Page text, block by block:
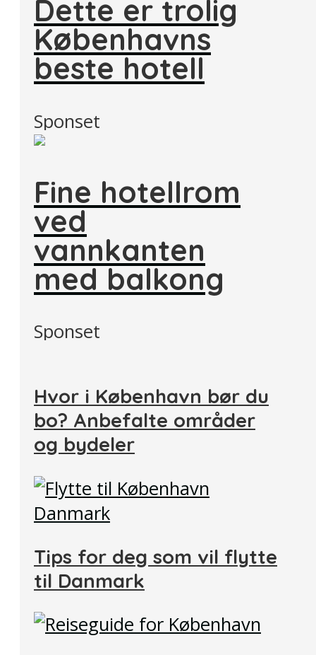
Dette er trolig
Københavns
beste hotell
Sponset
Fine hotellrom
ved
vannkanten
med balkong
Sponset
Hvor i København bør du
bo? Anbefalte områder
og bydeler
Tips for deg som vil flytte
til Danmark